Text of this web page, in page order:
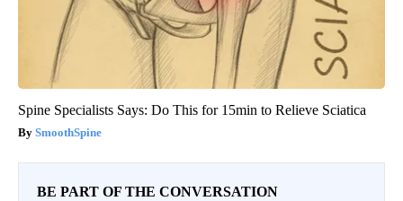
Spine Specialists Says: Do This for 15min to Relieve Sciatica
SmoothSpine
BE PART OF THE CONVERSATION